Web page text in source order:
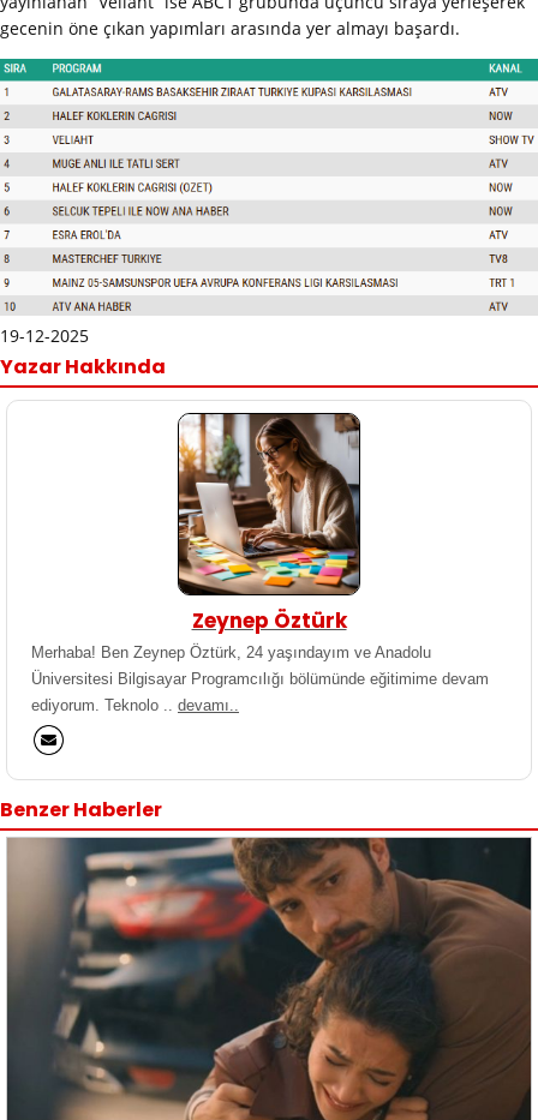
gecenin öne çıkan yapımları arasında yer almayı başardı.
19-12-2025
Yazar Hakkında
Zeynep Öztürk
Merhaba! Ben Zeynep Öztürk, 24 yaşındayım ve Anadolu
Üniversitesi Bilgisayar Programcılığı bölümünde eğitimime devam
ediyorum. Teknolo .. devamı..
Benzer Haberler